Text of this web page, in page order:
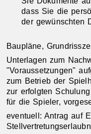
dass Sie die
der gewünschten
Baupläne,
Unterlagen zum
"Voraussetzungen"
zum Betrieb der
zur erfolgten
für die Spieler,
eventuell: Antrag auf